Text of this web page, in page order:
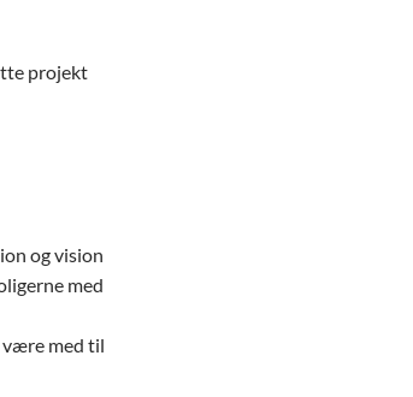
projekt
og vision
med
være med til